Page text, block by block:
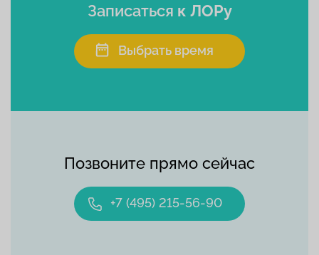
Позвоните прямо сейчас
+7 (495) 215-56-90
Записаться к ЛОРу
Выбрать время